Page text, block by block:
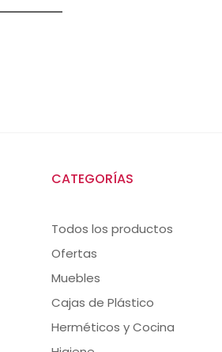
CATEGORÍAS
Todos los productos
Ofertas
Muebles
Cajas de Plástico
Herméticos y Cocina